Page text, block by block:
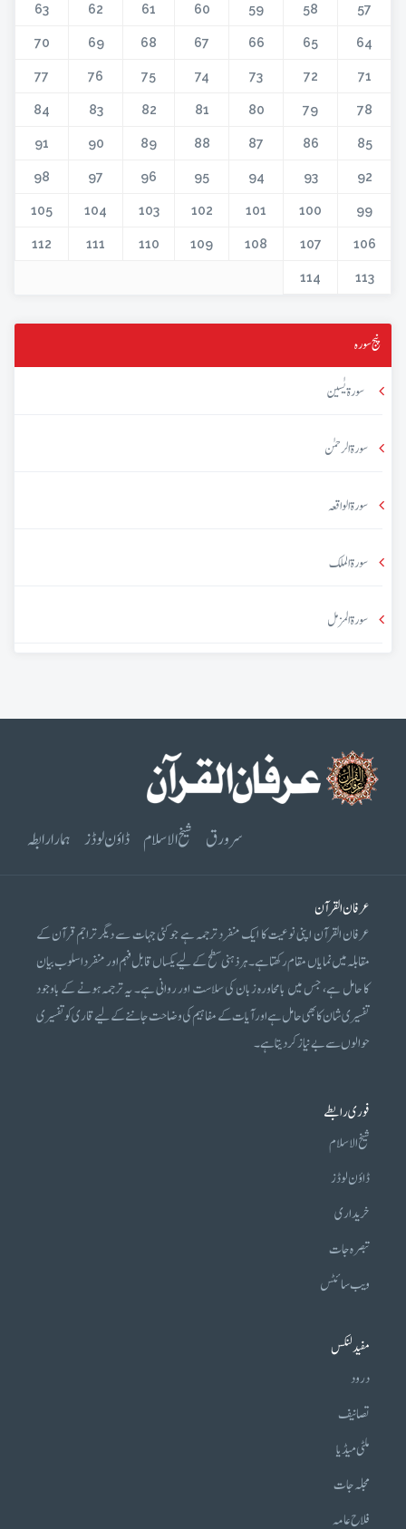
57
58
59
60
61
62
63
64
65
66
67
68
69
70
71
72
73
74
75
76
77
78
79
80
81
82
83
84
85
86
87
88
89
90
91
92
93
94
95
96
97
98
99
100
101
102
103
104
105
106
107
108
109
110
111
112
113
114
پنج سورہ
سورۃ یٰسین
سورۃ الرحمٰن
سورۃ الواقعہ
سورۃ الملک
سورۃ المزمل
سرورق شیخ الاسلام ڈاؤن لوڈز ہمارا رابطہ
عرفان القرآن
عرفان القرآن اپنی نوعیت کا ایک منفرد ترجمہ ہے جو کئی جہات سے دیگر تراجم قرآن کے
مقابلہ میں نمایاں مقام رکھتا ہے۔ ہر ذہنی سطح کے لیے یکساں قابل فہم اور منفرد اسلوب بیان
کا حامل ہے، جس میں بامحاورہ زبان کی سلاست اور روانی ہے۔ یہ ترجمہ ہونے کے باوجود
تفسیری شان کا بھی حامل ہے اور آیات کے مفاہیم کی وضاحت جاننے کے لیے قاری کو تفسیری
حوالوں سے بے نیاز کر دیتا ہے۔
فوری رابطے
شیخ الاسلام
ڈاؤن لوڈز
خریداری
تبصرہ جات
ویب سائٹس
مفید لنکس
درود
تصانیف
ملٹی میڈیا
مجلہ جات
فلاح عامہ